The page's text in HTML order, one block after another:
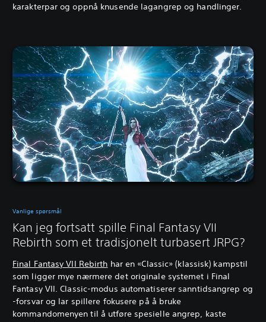
karakterpar og oppnå knusende lagangrep og handlinger.
Vanlige spørsmål
Kan jeg fortsatt spille Final Fantasy VII
Rebirth som et tradisjonelt turbasert JRPG?
Final Fantasy VII Rebirth har en «Classic» (klassisk) kampstil
som ligger mye nærmere det originale systemet i Final
Fantasy VII. Classic-modus automatiserer sanntidsangrep og
-forsvar og lar spillere fokusere på å bruke
kommandomenyen til å utføre spesielle angrep, kaste